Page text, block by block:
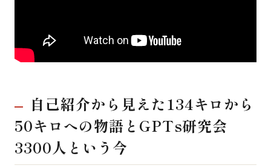
自己紹介から見えた134キロから
50キロへの物語とGPTs研究会
3300人という今